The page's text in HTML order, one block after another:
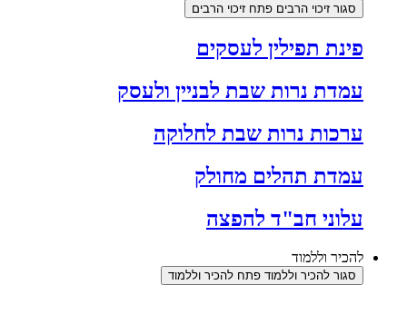
סגור זיכוי הרבים פתח זיכוי הרבים
פינת תפילין לעסקים
עמדת נרות שבת לבניין ולעסק
ערכות נרות שבת לחלוקה
עמדת תהלים מחולק
עלוני חב"ד להפצה
להכיר וללמוד
סגור להכיר וללמוד פתח להכיר וללמוד